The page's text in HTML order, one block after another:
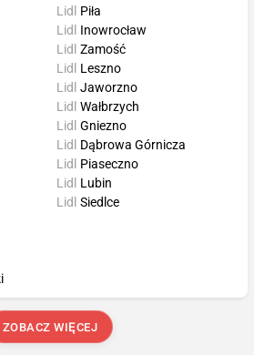
Lidl
Piła
Lidl
Inowrocław
Lidl Zamość
Lidl
Leszno
Lidl Jaworzno
Lidl Wałbrzych
Lidl Gniezno
Lidl
Dąbrowa Górnicza
Lidl
Piaseczno
Lidl
Lubin
Lidl Siedlce
ZOBACZ WIĘCEJ